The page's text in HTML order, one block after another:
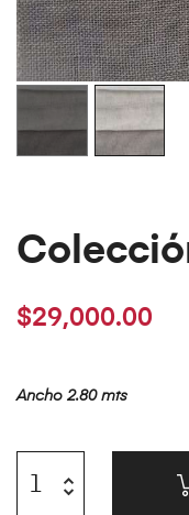
$29,000.00
Ancho 2.80 mts